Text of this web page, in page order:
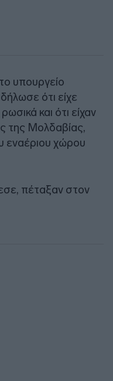
υπουργείο
ότι είχε
και ότι είχαν
της Μολδαβίας,
εναέριου χώρου
πέταξαν στον